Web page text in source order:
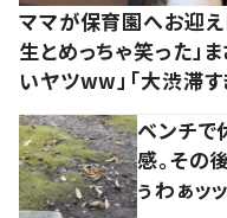
ママが保育園へお迎
生とめっちゃ笑った」
いヤツww」「大渋滞す
ベンチで
感。その
ぅわぁッ